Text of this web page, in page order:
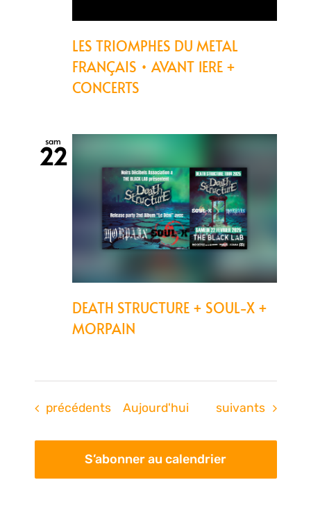
LES TRIOMPHES DU METAL
FRANÇAIS • AVANT 1ERE +
CONCERTS
sam
22
DEATH STRUCTURE + SOUL-X +
MORPAIN
Évènements
précédents Aujourd'hui Évènements
suivants
S’abonner au calendrier